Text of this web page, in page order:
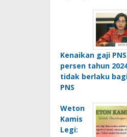
Kenaikan gaji
persen tahun
tidak berlaku
PNS
Weton
Kamis
Legi: